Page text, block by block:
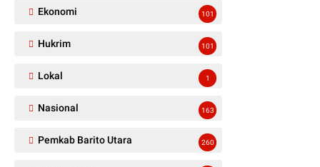
Ekonomi 101
Hukrim 101
Lokal 1
Nasional 163
Pemkab Barito Utara 260